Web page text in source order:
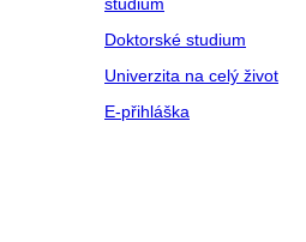
Doktorské studium
Univerzita na celý život
E-přihláška